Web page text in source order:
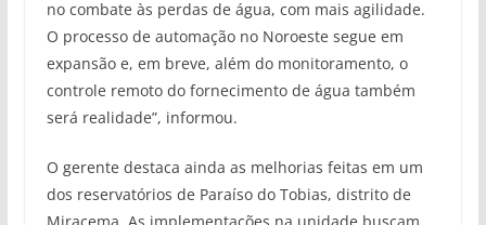
no combate às perdas de água, com mais agilidade.
O processo de automação no Noroeste segue em
expansão e, em breve, além do monitoramento, o
controle remoto do fornecimento de água também
será realidade”, informou.
O gerente destaca ainda as melhorias feitas em um
dos reservatórios de Paraíso do Tobias, distrito de